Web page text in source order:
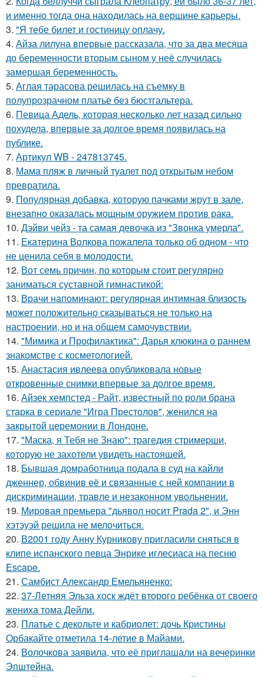
и именно тогда она находилась на вершине карьеры.
3. "Я тебе билет и гостиницу оплачу.
4. Айза лилуна впервые рассказала, что за два месяца
до беременности вторым сыном у неё случилась
замершая беременность.
5. Аглая тарасова решилась на съемку в
полупрозрачном платье без бюстгальтера.
6. Певица Адель, которая несколько лет назад сильно
похудела, впервые за долгое время появилась на
публике.
7. Артикул WB - 247813745.
8. Мама пляж в личный туалет под открытым небом
превратила.
9. Популярная добавка, которую пачками жрут в зале,
внезапно оказалась мощным оружием против рака.
10. Дэйви чейз - та самая девочка из "Звонка умерла".
11. Екатерина Волкова пожалела только об одном - что
не ценила себя в молодости.
12. Вот семь причин, по которым стоит регулярно
заниматься суставной гимнастикой:
13. Врачи напоминают: регулярная интимная близость
может положительно сказываться не только на
настроении, но и на общем самочувствии.
14. "Мимика и Профилактика": Дарья клюкина о раннем
знакомстве с косметологией.
15. Анастасия ивлеева опубликовала новые
откровенные снимки впервые за долгое время.
16. Айзек хемпстед - Райт, известный по роли брана
старка в сериале "Игра Престолов", женился на
закрытой церемонии в Лондоне.
17. "Маска, я Тебя не Знаю": трагедия стримерши,
которую не захотели увидеть настоящей.
18. Бывшая домработница подала в суд на кайли
дженнер, обвинив её и связанные с ней компании в
дискриминации, травле и незаконном увольнении.
19. Мировая премьера "дьявол носит Prada 2", и Энн
хэтэуэй решила не мелочиться.
20. В2001 году Анну Курникову пригласили сняться в
клипе испанского певца Энрике иглесиаса на песню
Escape.
21. Самбист Александр Емельяненко:
22. 37-Летняя Эльза хоск ждёт второго ребёнка от своего
жениха тома Дейли.
23. Платье с декольте и кабриолет: дочь Кристины
Орбакайте отметила 14-летие в Майами.
24. Волочкова заявила, что её приглашали на вечеринки
Эпштейна.